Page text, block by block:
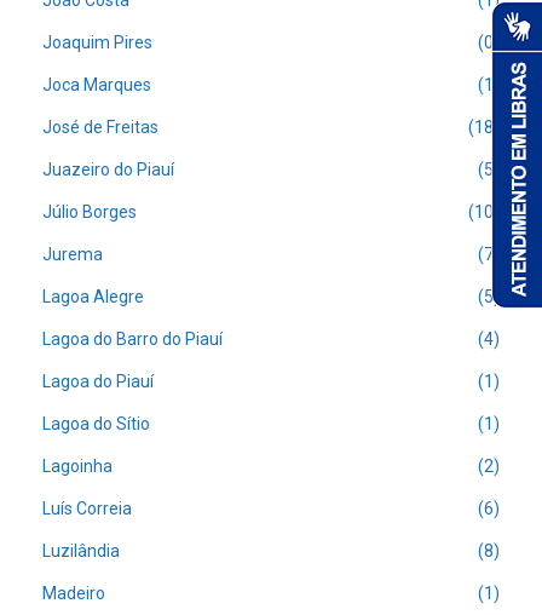
Joaquim Pires (0)
Joca Marques (1)
José de Freitas (18)
Juazeiro do Piauí (5)
Júlio Borges (10)
Jurema (7)
Lagoa Alegre (5)
Lagoa do Barro do Piauí (4)
Lagoa do Piauí (1)
Lagoa do Sítio (1)
Lagoinha (2)
Luís Correia (6)
Luzilândia (8)
Madeiro (1)